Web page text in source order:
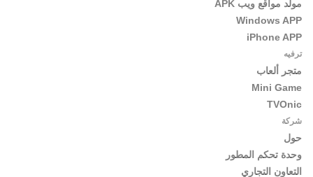
مولد مواقع ويب APK
Windows APP
iPhone APP
ترفيه
متجر ألعاب
Mini Game
TVOnic
شركة
حول
وحدة تحكم المطور
التعاون التجاري